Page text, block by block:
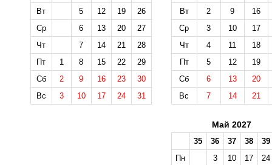
Вт
5 12 19
26
Ср
6 13 20
27
Чт
7 14 21
28
Пт
1 8 15 22
29
Сб
2 9 16 23
30
Вс
3 10 17 24 31
Вт
2 9
16
Ср
3 10
17
Чт
4 11
18
Пт
5 12
19
Сб
6 13
20
Вс
7 14 21
Май 2027
35 36 37 38
39
Пн
3 10 17
24